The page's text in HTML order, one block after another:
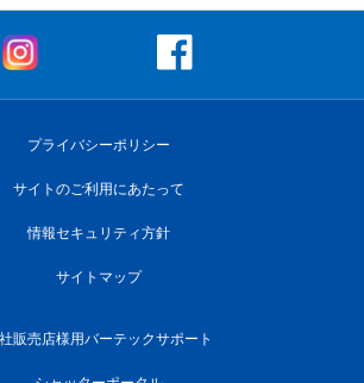
プライバシーポリシー
サイトのご利用にあたって
情報セキュリティ方針
サイトマップ
販売店様用バーテックサポート